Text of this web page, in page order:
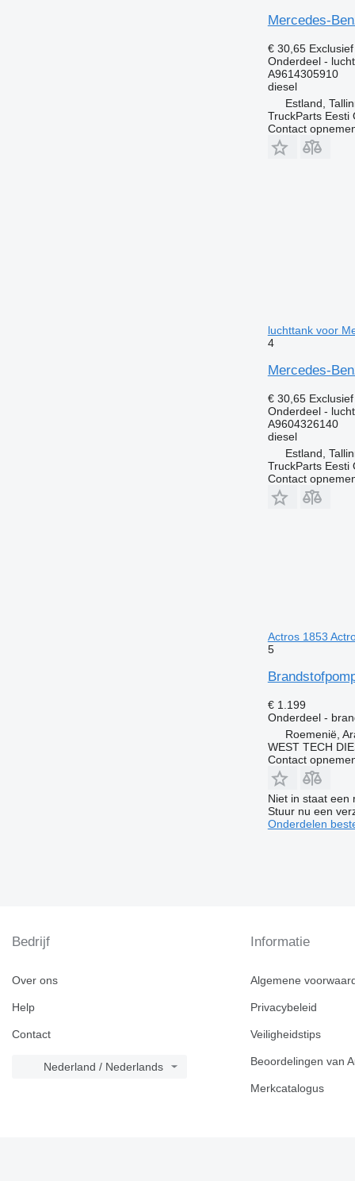
Mercedes-
€ 30,65
Onderdeel -
A9614305910
diesel
Estland,
TruckParts Eesti
Contact
luchttank voor
4
Mercedes-
€ 30,65
Onderdeel -
A9604326140
diesel
Estland,
TruckParts Eesti
Contact
Actros 1853
5
€ 1.199
Onderdeel -
Roemenië,
WEST TECH
Contact
Niet in staat een
Stuur nu een
Onderdelen
Bedrijf
Over ons
Help
Contact
Nederland / Nederlands
Informatie
Algemene
Privacybeleid
Veiligheidstips
Beoordelingen van
Merkcatalogus